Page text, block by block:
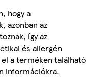
hogy a
azonban az
így az
és allergén
a terméken található
információkra,